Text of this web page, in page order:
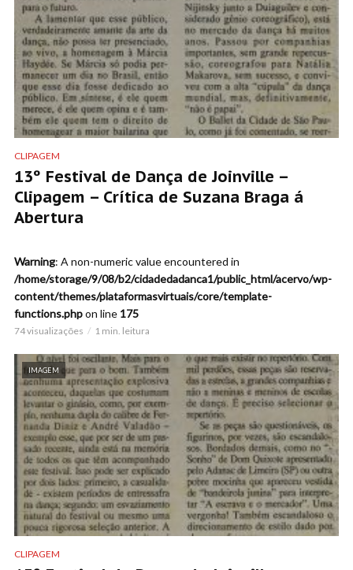
CLIPAGEM
13º Festival de Dança de Joinville –
Clipagem – Crítica de Suzana Braga á
Abertura
Warning: A non-numeric value encountered in
/home/storage/9/08/b2/cidadedadanca1/public_html/acervo/wp-
content/themes/plataformasvirtuais/core/template-
functions.phpon line 175
74 visualizações 1 min. leitura
IMAGEM
CLIPAGEM